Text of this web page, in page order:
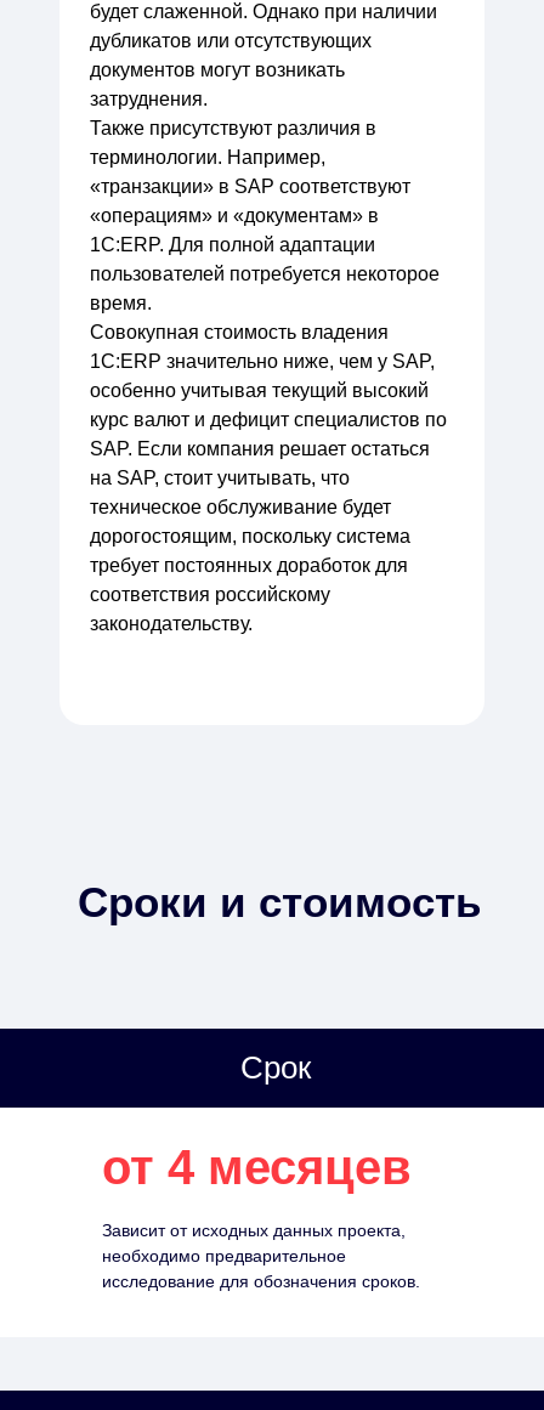
будет слаженной. Однако при наличии
дубликатов или отсутствующих
документов могут возникать
затруднения.
Также присутствуют различия в
терминологии. Например,
«транзакции» в SAP соответствуют
«операциям» и «документам» в
1С:ERP. Для полной адаптации
пользователей потребуется некоторое
время.
Совокупная стоимость владения
1С:ERP значительно ниже, чем у SAP,
особенно учитывая текущий высокий
курс валют и дефицит специалистов по
SAP. Если компания решает остаться
на SAP, стоит учитывать, что
техническое обслуживание будет
дорогостоящим, поскольку система
требует постоянных доработок для
соответствия российскому
законодательству.
Сроки и стоимость
Срок
от 4 месяцев
Зависит от исходных данных проекта,
необходимо предварительное
исследование для обозначения сроков.